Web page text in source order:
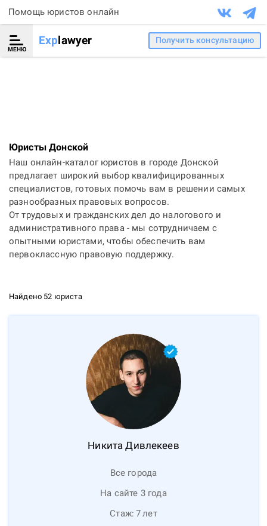
Помощь юристов онлайн
МЕНЮ
Explawyer Получить консультацию
Юристы Донской
Наш онлайн-каталог юристов в городе Донской
предлагает широкий выбор квалифицированных
специалистов, готовых помочь вам в решении самых
разнообразных правовых вопросов.
От трудовых и гражданских дел до налогового и
административного права - мы сотрудничаем с
опытными юристами, чтобы обеспечить вам
первоклассную правовую поддержку.
Найдено 52 юриста
Никита Дивлекеев
Все города
На сайте 3 года
Стаж: 7лет